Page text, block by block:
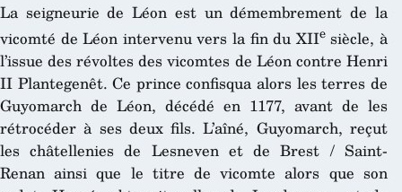
La seigneurie de Léon est un démembrement de la
vicomté de Léon intervenu vers la fin du XIIesiècle, à
l’issue des révoltes des vicomtes de Léon contre Henri
II Plantegenêt. Ce prince confisqua alors les terres de
Guyomarch de Léon, décédé en 1177, avant de les
rétrocéder à ses deux fils. L’aîné, Guyomarch, reçut
les châtellenies de Lesneven et de Brest / Saint-
Renan ainsi que le titre de vicomte alors que son